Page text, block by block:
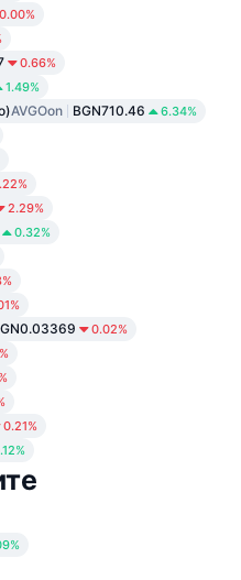
0.00%
0.66%
1.49%
AVGOon BGN710.46 6.34%
2.29%
0.32%
0.02%
0.21%